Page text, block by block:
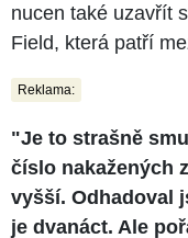
nucen také uzavřít
Field, která patří
Reklama:
"Je to strašně
číslo nakažených
vyšší. Odhadoval
je dvanáct. Ale